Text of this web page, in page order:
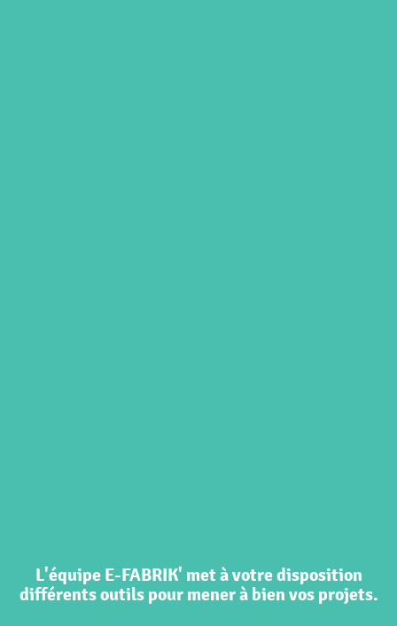
L'équipe E-FABRIK' met à votre disposition
différents outils pour mener à bien vos projets.